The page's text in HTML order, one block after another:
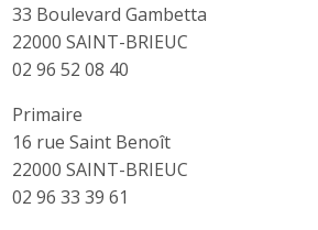
33 Boulevard Gambetta
22000 SAINT-BRIEUC
02 96 52 08 40
Primaire
16 rue Saint Benoît
22000 SAINT-BRIEUC
02 96 33 39 61